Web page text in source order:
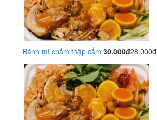
Bánh mì chấm thập cẩm 30.000đ28.000đ